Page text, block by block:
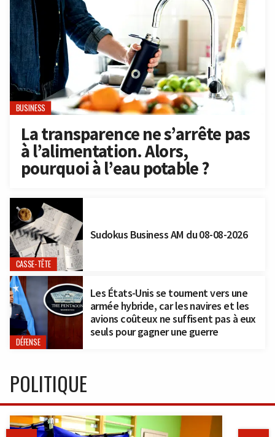
BUSINESS
La transparence ne s’arrête pas
à l’alimentation. Alors,
pourquoi à l’eau potable ?
CASSE-TÊTE
Sudokus Business AM du 08-08-2026
DÉFENSE
Les États-Unis se tournent vers une
armée hybride, car les navires et les
avions coûteux ne suffisent pas à eux
seuls pour gagner une guerre
POLITIQUE